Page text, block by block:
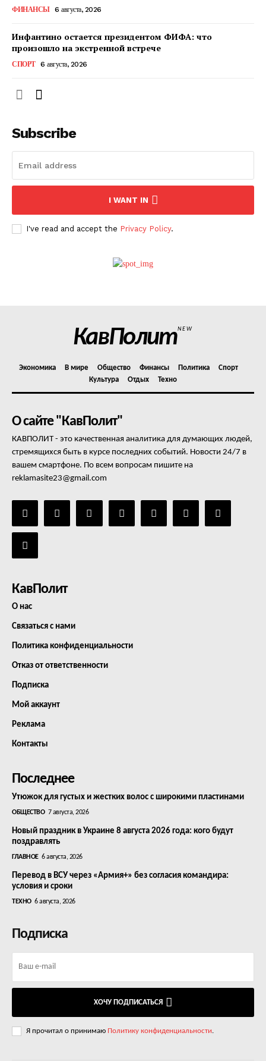
ПОДПИСАТЬСЯ СЕЙЧАС
О нас
Политика конфиденциальности
ФИНАНСЫ 6 августа, 2026
Инфантино остается президентом ФИФА: что
произошло на экстренной встрече
СПОРТ 6 августа, 2026
Subscribe
I WANT IN
I've read and accept the Privacy Policy.
КавПолитNEW
Экономика В мире Общество Финансы Политика
Спорт
Культура
Отдых Техно
О сайте "КавПолит"
КАВПОЛИТ - это качественная аналитика для думающих людей,
стремящихся быть в курсе последних событий. Новости 24/7 в
вашем смартфоне. По всем вопросам пишите на
reklamasite23@gmail.com
КавПолит
О нас
Связаться с нами
Политика конфиденциальности
Отказ от ответственности
Подписка
Мой аккаунт
Реклама
Контакты
Последнее
Утюжок для густых и жестких волос с широкими пластинами
ОБЩЕСТВО 7 августа, 2026
Новый праздник в Украине 8 августа 2026 года: кого будут
поздравлять
ГЛАВНОЕ 6 августа, 2026
Перевод в ВСУ через «Армия+» без согласия командира:
условия и сроки
ТЕХНО 6 августа, 2026
Подписка
ХОЧУ ПОДПИСАТЬСЯ
Я прочитал о принимаю Политику конфиденциальности.